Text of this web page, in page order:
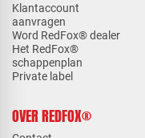
Klantaccount
aanvragen
Word RedFox® dealer
Het RedFox®
schappenplan
Private label
OVER REDFOX®